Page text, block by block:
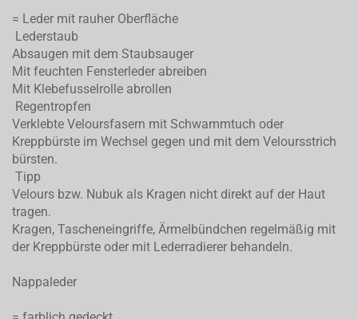
= Leder mit rauher Oberfläche
Lederstaub
Absaugen mit dem Staubsauger
Mit feuchten Fensterleder abreiben
Mit Klebefusselrolle abrollen
Regentropfen
Verklebte Veloursfasern mit Schwammtuch oder
Kreppbürste im Wechsel gegen und mit dem Veloursstrich
bürsten.
Tipp
Velours bzw. Nubuk als Kragen nicht direkt auf der Haut
tragen.
Kragen, Tascheneingriffe, Ärmelbündchen regelmäßig mit
der Kreppbürste oder mit Lederradierer behandeln.
Nappaleder